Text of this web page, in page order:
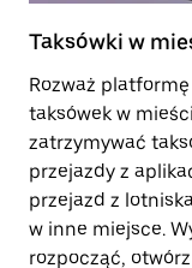
Taksówki w
Rozważ
taksówek w
zatrzymywać
przejazdy z
przejazd z
w inne miejsce.
rozpocząć,